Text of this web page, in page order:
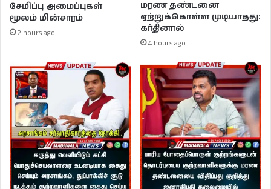
சேமிப்பு அமைப்புகள்
மூலம் மின்சாரம்
2 hours ago
மரண தண்டனை
ஏற்றுக்கொள்ள முடியாதது:
கர்தினால்
4 hours ago